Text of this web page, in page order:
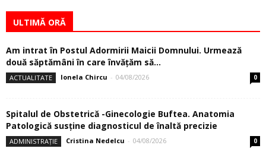
ULTIMĂ ORĂ
Am intrat în Postul Adormirii Maicii Domnului. Urmează
două săptămâni în care învăţăm să...
ACTUALITATE Ionela Chircu - 04/08/2026 0
Spitalul de Obstetrică -Ginecologie Buftea. Anatomia
Patologică susţine diagnosticul de înaltă precizie
ADMINISTRAȚIE Cristina Nedelcu - 04/08/2026 0